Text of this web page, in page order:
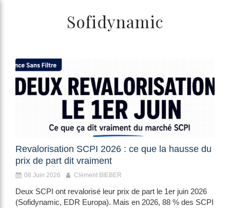
Sofidynamic
Revalorisation SCPI 2026 : ce que la hausse du
prix de part dit vraiment
08 Juin 2026 Clément BIEBER
Deux SCPI ont revalorisé leur prix de part le 1er juin 2026
(Sofidynamic, EDR Europa). Mais en 2026, 88 % des SCPI